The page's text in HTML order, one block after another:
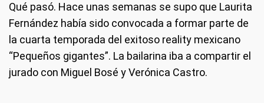
Qué pasó. Hace unas semanas se supo que Laurita
Fernández había sido convocada a formar parte de
la cuarta temporada del exitoso reality mexicano
“Pequeños gigantes”. La bailarina iba a compartir el
jurado con Miguel Bosé y Verónica Castro.